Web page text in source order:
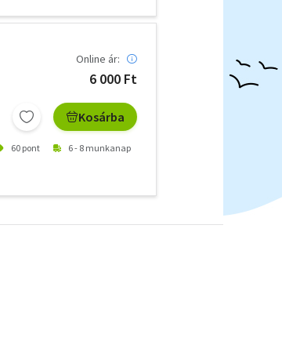
Online ár:
6 000 Ft
Kosárba
60 pont 6 - 8 munkanap